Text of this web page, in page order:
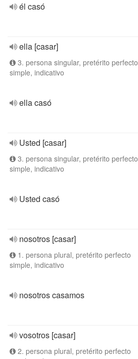
él casó
ella [casar]
3. persona singular, pretérito perfecto
simple, indicativo
ella casó
Usted [casar]
3. persona singular, pretérito perfecto
simple, indicativo
Usted casó
nosotros [casar]
1. persona plural, pretérito perfecto
simple, indicativo
nosotros casamos
vosotros [casar]
2. persona plural, pretérito perfecto